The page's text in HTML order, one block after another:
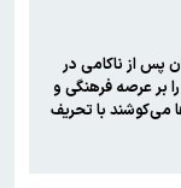
پس از ناکامی در
بر عرصه فرهنگی و
می‌کوشند با تحریف